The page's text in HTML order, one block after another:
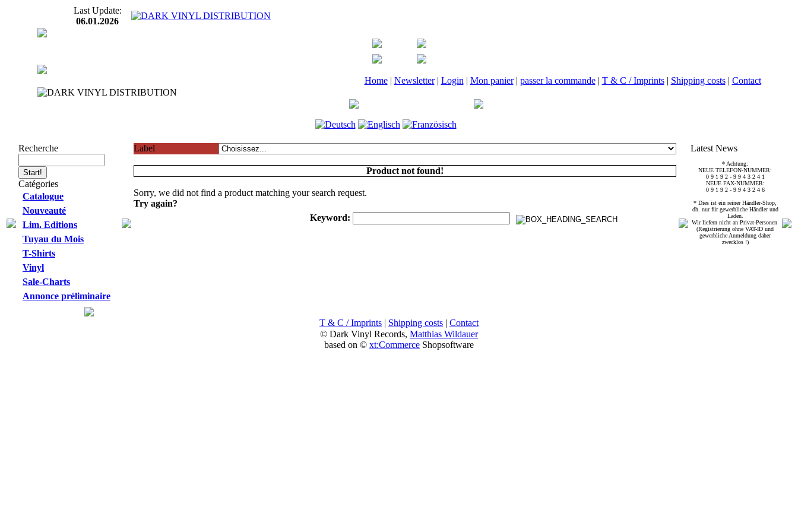
Last Update:
06.01.2026
Home| Newsletter| Login | Mon panier| passer la commande| T & C / Imprints| Shipping costs| Contact
Recherche
Catégories
Catalogue
Nouveauté
Lim. Editions
Tuyau du Mois
T-Shirts
Vinyl
Sale-Charts
Annonce préliminaire
Label
Product not found!
Sorry, we did not find a product matching your search request.
Try again?
Keyword:
Latest News
* Achtung:
NEUE TELEFON-NUMMER:
0 9 1 9 2 - 9 9 4 3 2 4 1
NEUE FAX-NUMMER:
0 9 1 9 2 - 9 9 4 3 2 4 6
* Dies ist ein reiner Händler-Shop,
dh. nur für gewerbliche Händler und
Läden.
Wir liefern nicht an Privat-Personen
(Registrierung ohne VAT-ID und
gewerbliche Anmeldung daher
zwecklos !)
T & C / Imprints | Shipping costs | Contact
© Dark Vinyl Records, Matthias Wildauer
based on © xt:Commerce Shopsoftware